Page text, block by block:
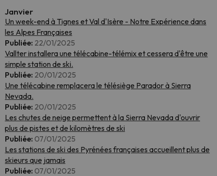
Janvier
Un week-end à Tignes et Val d'Isère - Notre Expérience dans
les Alpes Françaises
Publiée: 22/01/2025
Vallter installera une télécabine-télémix et cessera d'être une
simple station de ski.
Publiée: 20/01/2025
Une télécabine remplacera le télésiège Parador à Sierra
Nevada.
Publiée: 20/01/2025
Les chutes de neige permettent à la Sierra Nevada d'ouvrir
plus de pistes et de kilomètres de ski
Publiée: 07/01/2025
Les stations de ski des Pyrénées françaises accueillent plus de
skieurs que jamais
Publiée: 07/01/2025